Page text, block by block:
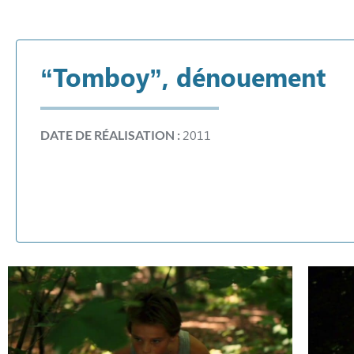
“Tomboy”, dénouement
DATE DE RÉALISATION : 2011